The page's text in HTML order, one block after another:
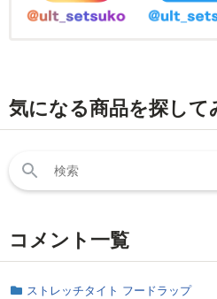
気になる商品を探して
索:
コメント一覧
ストレッチタイト フードラップ